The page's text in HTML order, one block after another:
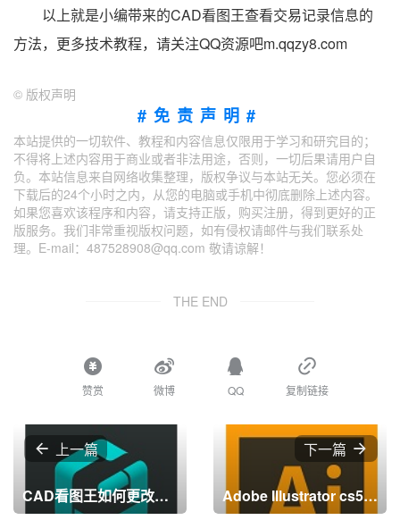
以上就是小编带来的CAD看图王查看交易记录信息的
方法，更多技术教程，请关注QQ资源吧m.qqzy8.com
© 版权声明
#免责声明#
本站提供的一切软件、教程和内容信息仅限用于学习和研究目的；
不得将上述内容用于商业或者非法用途，否则，一切后果请用户自
负。本站信息来自网络收集整理，版权争议与本站无关。您必须在
下载后的24个小时之内，从您的电脑或手机中彻底删除上述内容。
如果您喜欢该程序和内容，请支持正版，购买注册，得到更好的正
版服务。我们非常重视版权问题，如有侵权请邮件与我们联系处
理。E-mail：487528908@qq.com 敬请谅解！
THE END
赞赏 微博 QQ 复制链接
上一篇
CAD看图王如何更改保存路径？CAD看图王更改保存路径的方法
下一篇
Adobe Illustrator cs5怎样画三角形？Adobe Illustrator cs5画三角形的方法